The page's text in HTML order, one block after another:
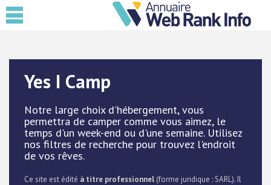
Yes I Camp
Notre large choix d'hébergement, vous
permettra de camper comme vous aimez, le
temps d'un week-end ou d'une semaine. Utilisez
nos filtres de recherche pour trouvez l'endroit
de vos rêves.
Ce site est édité à titre professionnel (forme juridique : SARL). Il